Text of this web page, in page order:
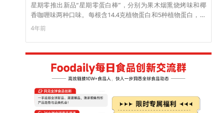
星期零推出新品“星期零蛋白棒”，分别为果木烟熏烧烤味和椰
香咖喱味两种口味。每根含14.4克植物蛋白和5种植物蛋白，解
锁8中人体自身无法合成必须从食物中获得的氨基酸，从而获得
更全面的营养。
4年前